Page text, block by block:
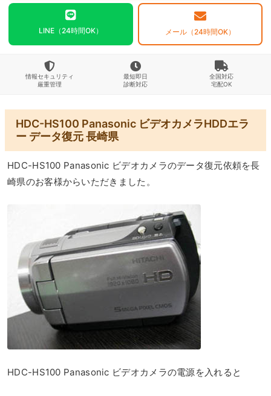
LINE（24時間OK） メール（24時間OK）
情報セキュリティ
厳重管理
最短即日
診断対応
全国対応
宅配OK
HDC-HS100 Panasonic ビデオカメラHDDエラ
ー データ復元 長崎県
HDC-HS100 Panasonic ビデオカメラのデータ復元依頼を長
崎県のお客様からいただきました。
HDC-HS100 Panasonic ビデオカメラの電源を入れると